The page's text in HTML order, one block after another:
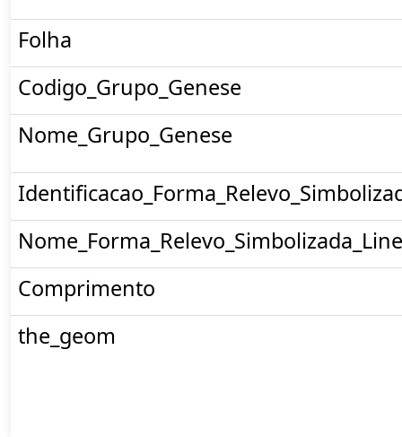
Folha
Codigo_Grupo_Genese
Nome_Grupo_Genese
Comprimento
the_geom